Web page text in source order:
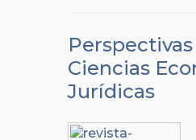
Ciencias
Jurídicas